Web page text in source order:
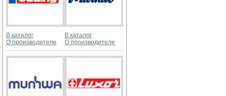
В каталог
О производителе
В каталог
О производителе